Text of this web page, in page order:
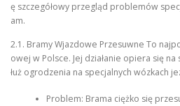
ę szczegółowy przegląd problemów
am.
2.1. Bramy Wjazdowe Przesuwne To
owej w Polsce. Jej działanie opiera się
łuż ogrodzenia na specjalnych wózkach
Problem: Brama ciężko się